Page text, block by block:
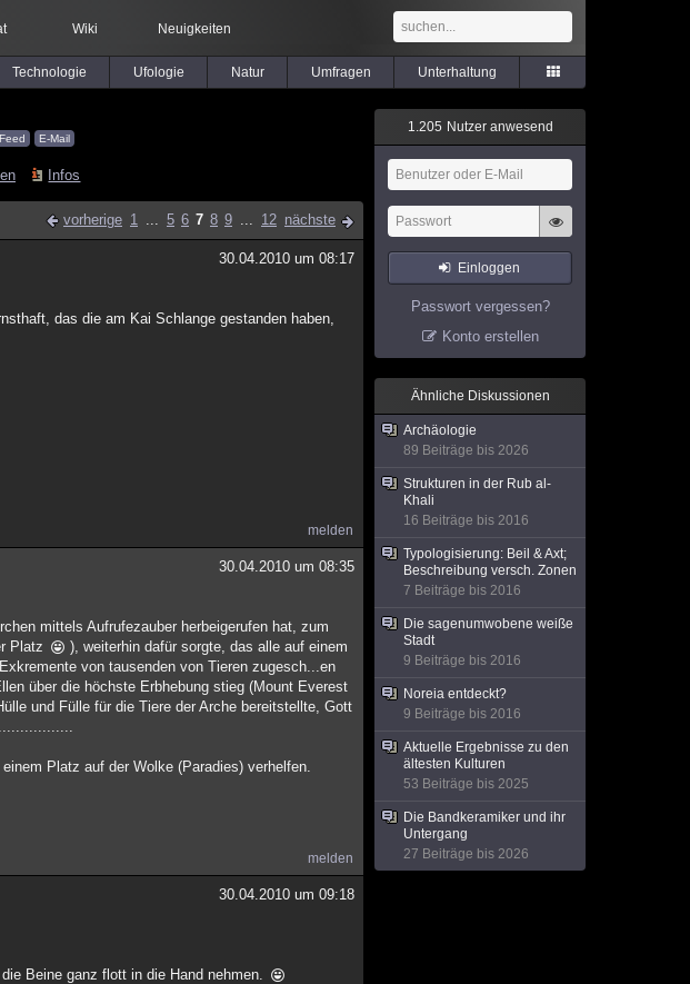
Wiki Neuigkeiten
Technologie Ufologie Natur Umfragen Unterhaltung
Feed E-Mail
Infos
vorherige 1 ... 5 6 7 8 9 ... 12 nächste
30.04.2010 um 08:17
das die am Kai Schlange gestanden haben,
melden
30.04.2010 um 08:35
mittels Aufrufezauber herbeigerufen hat, zum
Platz
), weiterhin dafür sorgte, das alle auf einem
von tausenden von Tieren zugesch...en
über die höchste Erbhebung stieg (Mount Everest
und Fülle für die Tiere der Arche bereitstellte, Gott
Platz auf der Wolke (Paradies) verhelfen.
melden
30.04.2010 um 09:18
Beine ganz flott in die Hand nehmen.
1.205 Nutzer anwesend
Einloggen
Passwort vergessen?
Konto erstellen
Ähnliche Diskussionen
Archäologie
89 Beiträge bis 2026
Strukturen in der Rub al-
Khali
16 Beiträge bis 2016
Typologisierung: Beil & Axt;
Beschreibung versch. Zonen
7 Beiträge bis 2016
Die sagenumwobene weiße
Stadt
9 Beiträge bis 2016
Noreia entdeckt?
9 Beiträge bis 2016
Aktuelle Ergebnisse zu den
ältesten Kulturen
53 Beiträge bis 2025
Die Bandkeramiker und ihr
Untergang
27 Beiträge bis 2026